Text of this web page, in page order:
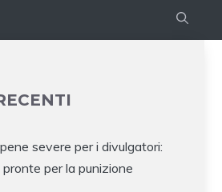
severe per i divulgatori:
per la punizione